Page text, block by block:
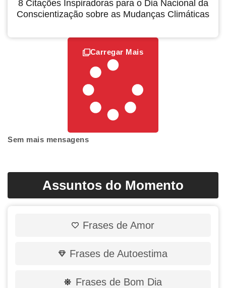
8 Citações Inspiradoras para o Dia Nacional da
Conscientização sobre as Mudanças Climáticas
Carregar Mais
Sem mais mensagens
Assuntos do Momento
Frases de Amor
Frases de Autoestima
Frases de Bom Dia